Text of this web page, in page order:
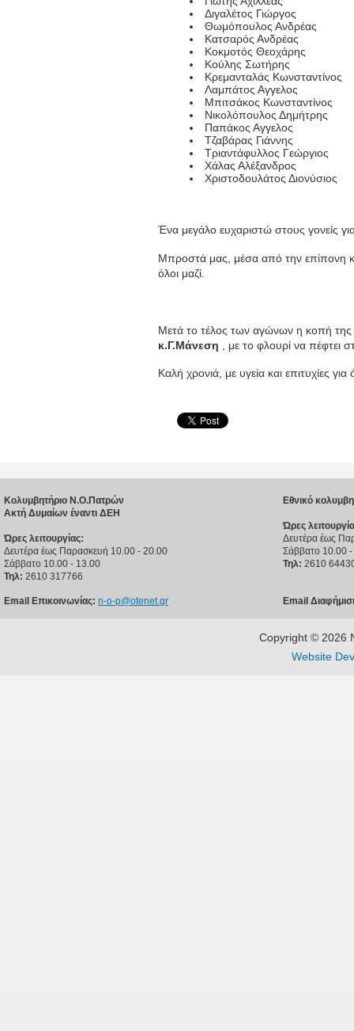
Διγαλέτος Γιώργος
Θωμόπουλος Ανδρέας
Κατσαρός Ανδρέας
Κοκμοτός Θεοχάρης
Κούλης Σωτήρης
Κρεμανταλάς Κωνσταντίνος
Λαμπάτος Αγγελος
Μπιτσάκος Κωνσταντίνος
Νικολόπουλος Δημήτρης
Παπάκος Αγγελος
Τζαβάρας Γιάννης
Τριαντάφυλλος Γεώργιος
Χάλας Αλέξανδρος
Χριστοδουλάτος Διονύσιος
Ένα μεγάλο ευχαριστώ στους γονείς
Μπροστά μας, μέσα από την επίπονη
όλοι μαζί.
Μετά το τέλος των αγώνων η κοπή
κ.Γ.Μάνεση , με το φλουρί να πέφτει
Καλή χρονιά, με υγεία και επιτυχίες για
Κολυμβητήριο Ν.Ο.Πατρών
Ακτή Δυμαίων έναντι ΔΕΗ
Ώρες λειτουργίας:
Δευτέρα έως Παρασκευή 10.00 - 20.00
Σάββατο 10.00 - 13.00
Τηλ: 2610 317766
Email Επικοινωνίας: n-o-p@otenet.gr
Εθνικό
Ώρες
Δευτέρα έως
Σάββατο 10.00
Τηλ: 2610
Email
Copyright © 2026
Website